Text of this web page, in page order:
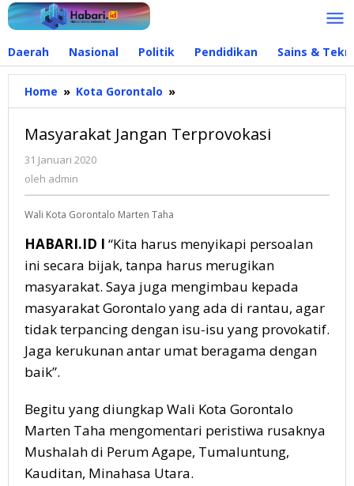
Lewati
ke
Daerah Nasional Politik Pendidikan Sains &
Home » Kota Gorontalo »
Jangan
Terprovokasi
Masyarakat Jangan Terprovokasi
31 Januari 2020
oleh admin
Wali Kota Gorontalo Marten Taha
HABARI.ID I “Kita harus menyikapi persoalan
ini secara bijak, tanpa harus merugikan
masyarakat. Saya juga mengimbau kepada
masyarakat Gorontalo yang ada di rantau, agar
tidak terpancing dengan isu-isu yang provokatif.
Jaga kerukunan antar umat beragama dengan
baik”.
Begitu yang diungkap Wali Kota Gorontalo
Marten Taha mengomentari peristiwa rusaknya
Mushalah di Perum Agape, Tumaluntung,
Kauditan, Minahasa Utara.